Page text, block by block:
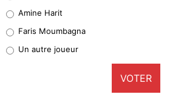
1%
9%
Amine Harit
Faris Moumbagna
Un autre joueur
VOTER